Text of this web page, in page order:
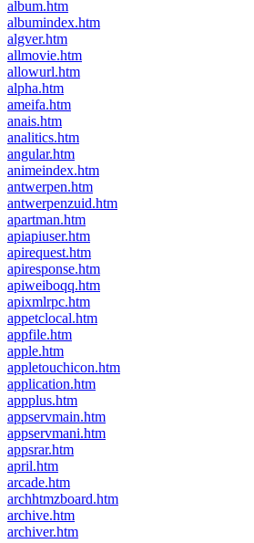
album.htm
albumindex.htm
algver.htm
allmovie.htm
allowurl.htm
alpha.htm
ameifa.htm
anais.htm
analitics.htm
angular.htm
animeindex.htm
antwerpen.htm
antwerpenzuid.htm
apartman.htm
apiapiuser.htm
apirequest.htm
apiresponse.htm
apiweiboqq.htm
apixmlrpc.htm
appetclocal.htm
appfile.htm
apple.htm
appletouchicon.htm
application.htm
appplus.htm
appservmain.htm
appservmani.htm
appsrar.htm
april.htm
arcade.htm
archhtmzboard.htm
archive.htm
archiver.htm